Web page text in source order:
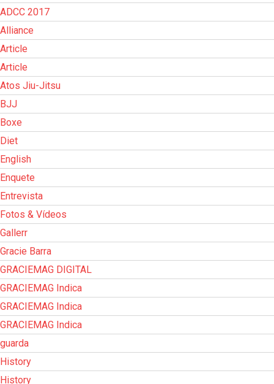
ADCC 2017
Alliance
Article
Article
Atos Jiu-Jitsu
BJJ
Boxe
Diet
English
Enquete
Entrevista
Fotos & Vídeos
Gallerr
Gracie Barra
GRACIEMAG DIGITAL
GRACIEMAG Indica
GRACIEMAG Indica
GRACIEMAG Indica
guarda
History
History